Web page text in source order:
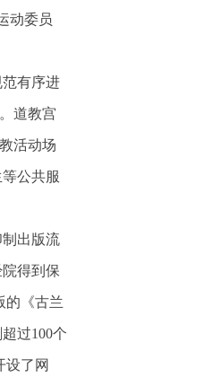
动委员
有序进
道教宫
活动场
公共服
出版流
得到保
的《古兰
过100个
设了网